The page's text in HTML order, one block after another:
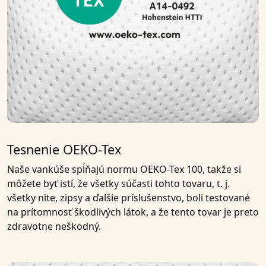
Tesnenie OEKO-Tex
Naše vankúše spĺňajú normu OEKO-Tex 100, takže si
môžete byť istí, že všetky súčasti tohto tovaru, t. j.
všetky nite, zipsy a ďalšie príslušenstvo, boli testované
na prítomnosť škodlivých látok, a že tento tovar je preto
zdravotne neškodný.